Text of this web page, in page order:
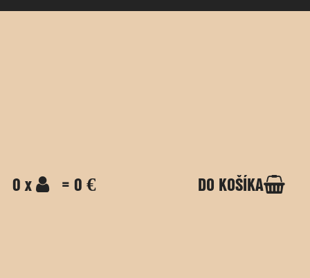
0 x = 0 € DO KOŠÍKA